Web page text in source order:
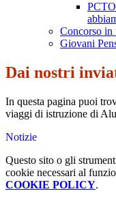
Concorso in
Giovani
Dai nostri
In questa pagina puoi
viaggi di istruzione di
Notizie
Questo sito o gli
cookie necessari al
COOKIE POLICY.